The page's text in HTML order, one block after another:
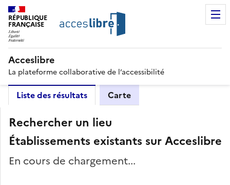
RÉPUBLIQUE
FRANÇAISE
Acceslibre
La plateforme collaborative de l’accessibilité
Liste des résultats Carte
Rechercher un lieu
Établissements existants sur Acceslibre
En cours de chargement...